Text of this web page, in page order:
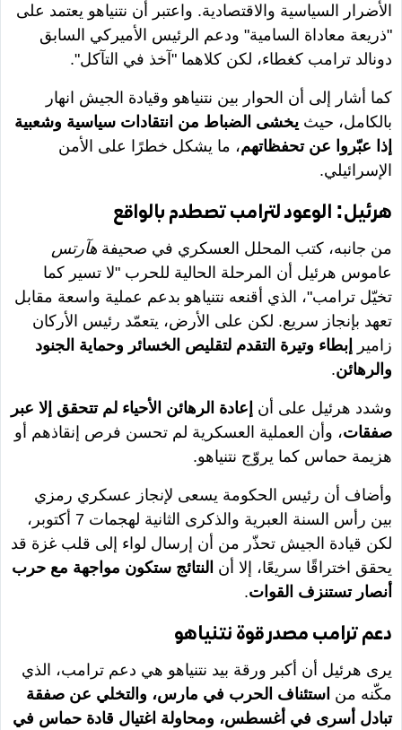
الأضرار السياسية والاقتصادية. واعتبر أن نتنياهو يعتمد على
"ذريعة معاداة السامية" ودعم الرئيس الأميركي السابق
دونالد ترامب كغطاء، لكن كلاهما "آخذ في التآكل".
كما أشار إلى أن الحوار بين نتنياهو وقيادة الجيش انهار
بالكامل، حيث يخشى الضباط من انتقادات سياسية وشعبية
إذا عبّروا عن تحفظاتهم، ما يشكل خطرًا على الأمن
الإسرائيلي.
هرئيل: الوعود لترامب تصطدم بالواقع
من جانبه، كتب المحلل العسكري في صحيفة هآرتس
عاموس هرئيل أن المرحلة الحالية للحرب "لا تسير كما
تخيّل ترامب"، الذي أقنعه نتنياهو بدعم عملية واسعة مقابل
تعهد بإنجاز سريع. لكن على الأرض، يتعمّد رئيس الأركان
زامير
إبطاء وتيرة التقدم لتقليص الخسائر وحماية الجنود
والرهائن.
وشدد هرئيل على أن إعادة الرهائن الأحياء لم تتحقق إلا عبر
صفقات، وأن العملية العسكرية لم تحسن فرص إنقاذهم أو
هزيمة حماس كما يروّج نتنياهو.
وأضاف أن رئيس الحكومة يسعى لإنجاز عسكري رمزي
بين رأس السنة العبرية والذكرى الثانية لهجمات 7 أكتوبر،
لكن قيادة الجيش تحذّر من أن إرسال لواء إلى قلب غزة قد
يحقق اختراقًا سريعًا، إلا أن النتائج ستكون مواجهة مع حرب
أنصار تستنزف القوات.
دعم ترامب مصدر قوة نتنياهو
يرى هرئيل أن أكبر ورقة بيد نتنياهو هي دعم ترامب، الذي
مكّنه من استئناف الحرب في مارس، والتخلي عن صفقة
تبادل أسرى في أغسطس، ومحاولة اغتيال قادة حماس في